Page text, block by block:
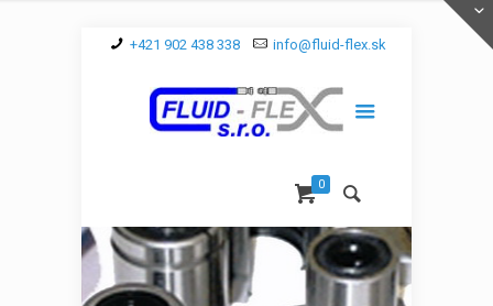
+421 902 438 338 info@fluid-flex.sk
0